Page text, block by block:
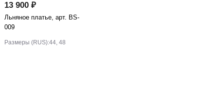
13 900 ₽
Льняное платье, арт. BS-
009
Размеры (RUS):44, 48